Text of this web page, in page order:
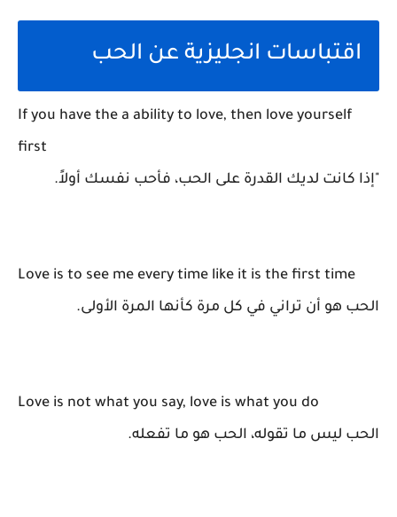
اقتباسات انجليزية عن الحب
If you have the a ability to love, then love yourself
first
"إذا كانت لديك القدرة على الحب، فأحب نفسك أولاً.
Love is to see me every time like it is the first time
الحب هو أن تراني في كل مرة كأنها المرة الأولى.
Love is not what you say, love is what you do
الحب ليس ما تقوله، الحب هو ما تفعله.